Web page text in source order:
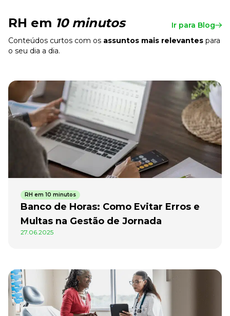
RH em 10 minutos
Ir para Blog
Conteúdos curtos com os assuntos mais relevantes para
o seu dia a dia.
RH em 10 minutos
Banco de Horas: Como Evitar Erros e
Multas na Gestão de Jornada
27.06.2025